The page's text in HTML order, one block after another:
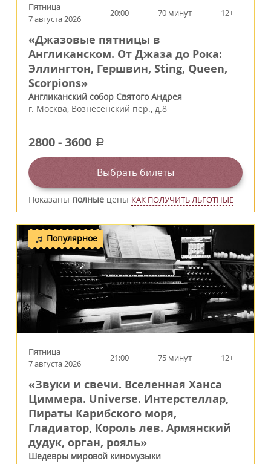
Пятница
7 августа 2026
20:00 70 минут 12+
«Джазовые пятницы в
Англиканском. От Джаза до Рока:
Эллингтон, Гершвин, Sting, Queen,
Scorpions»
Англиканский собор Святого Андрея
г. Москва, Вознесенский пер., д.8
2800-3600 a
Выбрать билеты
Показаны полные цены КАК ПОЛУЧИТЬ ЛЬГОТНЫЕ
Популярное
Пятница
7 августа 2026
21:00 75 минут 12+
«Звуки и свечи. Вселенная Ханса
Циммера. Universe. Интерстеллар,
Пираты Карибского моря,
Гладиатор, Король лев. Армянский
дудук, орган, рояль»
Шедевры мировой киномузыки